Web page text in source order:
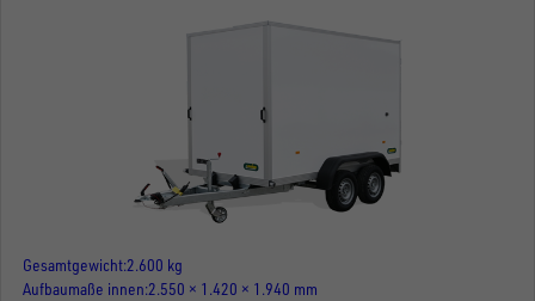
Gesamtgewicht 2.600 kg
Aufbaumaße innen 2.550 × 1.420 × 1.940 mm